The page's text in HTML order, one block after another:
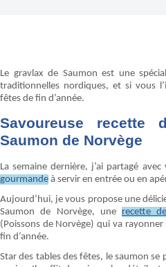
Le gravlax de Saumon est une
traditionnelles nordiques, et si vous
fêtes de fin d’année.
Savoureuse recette
Saumon de Norvège
La semaine dernière, j’ai partagé avec
gourmande à servir en entrée ou en
Aujourd’hui, je vous propose une
Saumon de Norvège, une recette
(Poissons de Norvège) qui va
fin d’année.
Star des tables des fêtes, le saumon se